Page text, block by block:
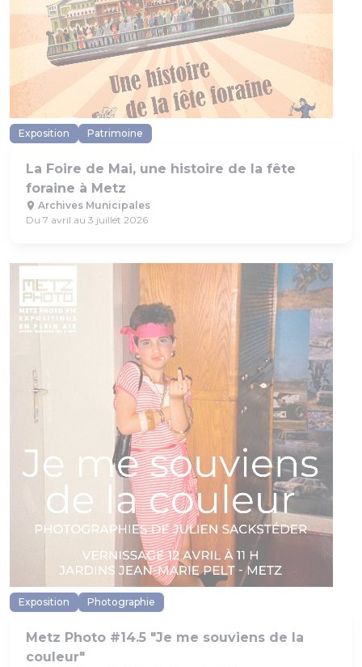
Exposition Patrimoine
La Foire de Mai, une histoire de la fête
foraine à Metz
Archives Municipales
Du 7 avril au 3 juillet 2026
Exposition Photographie
Metz Photo #14.5 "Je me souviens de la
couleur"